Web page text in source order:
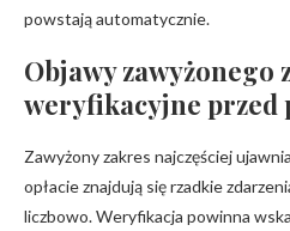
powstają automatycznie.
Objawy zawyżonego
weryfikacyjne przed
Zawyżony zakres najczęściej
opłacie znajdują się rzadkie
liczbowo. Weryfikacja powinna